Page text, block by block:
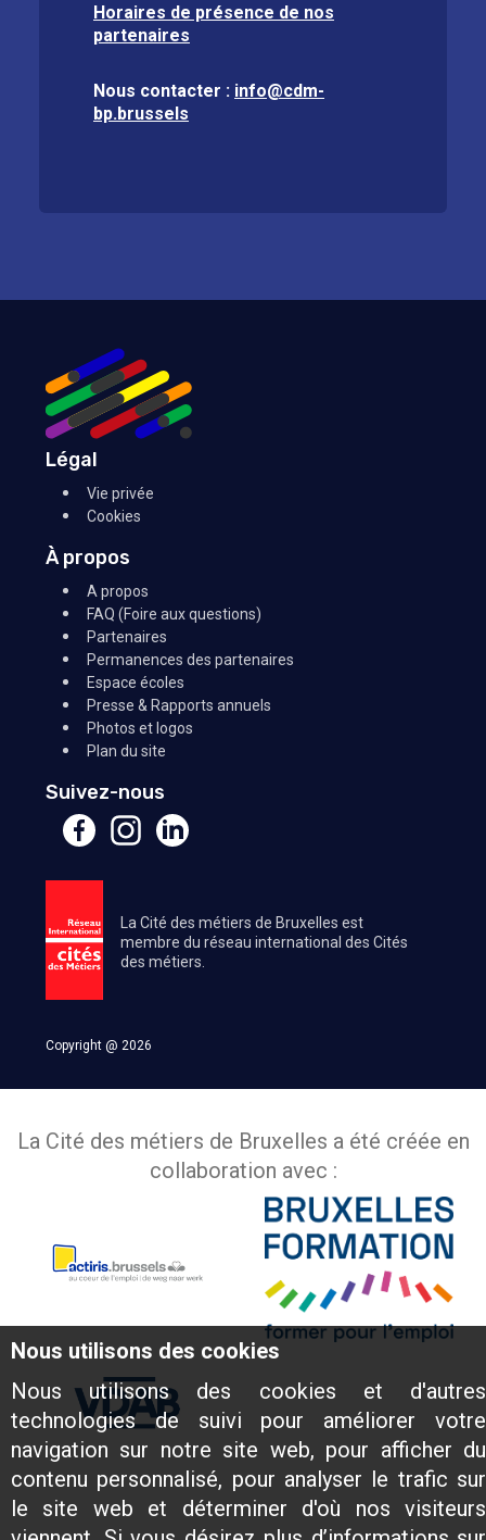
Nous utilisons des cookies
Nous utilisons des cookies et d'autres
technologies de suivi pour améliorer votre
navigation sur notre site web, pour afficher du
contenu personnalisé, pour analyser le trafic sur
le site web et déterminer d'où nos visiteurs
Horaires de présence de nos
partenaires
Nous contacter : info@cdm-
bp.brussels
Légal
Vie privée
Cookies
À propos
A propos
FAQ (Foire aux questions)
Partenaires
Permanences des partenaires
Espace écoles
Presse & Rapports annuels
Photos et logos
Plan du site
Suivez-nous
La Cité des métiers de Bruxelles est
membre du réseau international des Cités
des métiers.
Copyright @ 2026
La Cité des métiers de Bruxelles a été créée en
collaboration avec :